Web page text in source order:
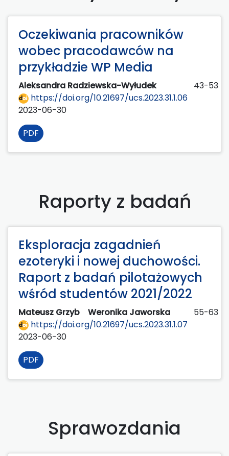
Oczekiwania pracowników
wobec pracodawców na
przykładzie WP Media
Aleksandra Radziewska-Wyłudek
43-53
https://doi.org/10.21697/ucs.2023.31.1.06
2023-06-30
PDF
Raporty z badań
Eksploracja zagadnień
ezoteryki i nowej duchowości.
Raport z badań pilotażowych
wśród studentów 2021/2022
Mateusz Grzyb Weronika Jaworska
55-63
https://doi.org/10.21697/ucs.2023.31.1.07
2023-06-30
PDF
Sprawozdania